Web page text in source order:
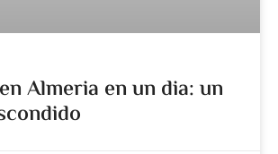
Almeria en un dia: un